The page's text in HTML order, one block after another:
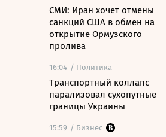
СМИ: Иран хочет отмены
санкций США в обмен на
открытие Ормузского
пролива
16:04 / Политика
Транспортный коллапс
парализовал сухопутные
границы Украины
15:59 / Бизнес